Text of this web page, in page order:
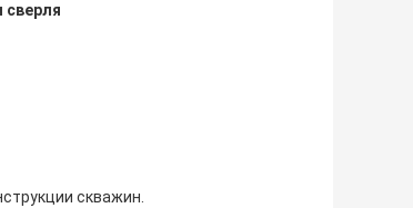
сверля
скважин.